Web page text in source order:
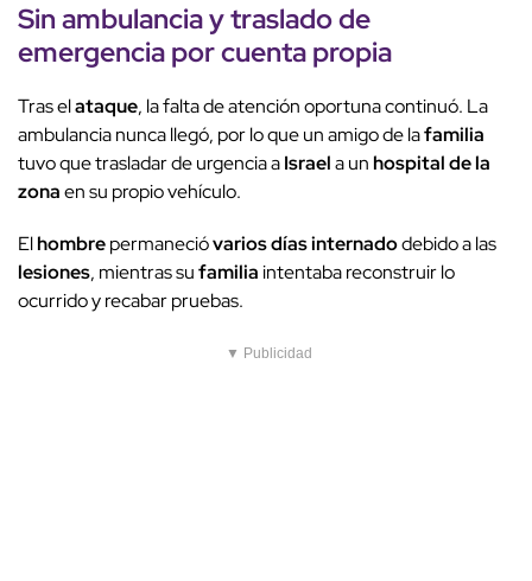
Sin ambulancia ytraslado de
emergenciapor cuenta propia
Tras elataque, la falta de atención oportuna continuó. La
ambulancia nunca llegó, por lo que un amigo de lafamilia
tuvo que trasladar de urgencia aIsraela unhospital de la
zonaen su propio vehículo.
Elhombrepermanecióvarios días internadodebido a las
lesiones, mientras sufamiliaintentaba reconstruir lo
ocurrido y recabar pruebas.
▼ Publicidad